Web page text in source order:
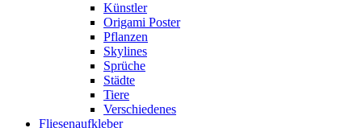
Künstler
Origami Poster
Pflanzen
Skylines
Sprüche
Städte
Tiere
Verschiedenes
Fliesenaufkleber